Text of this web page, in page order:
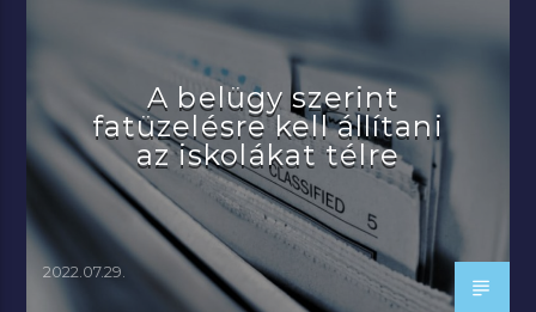
A belügy szerint
fatüzelésre kell állítani
az iskolákat télre
2022.07.29.